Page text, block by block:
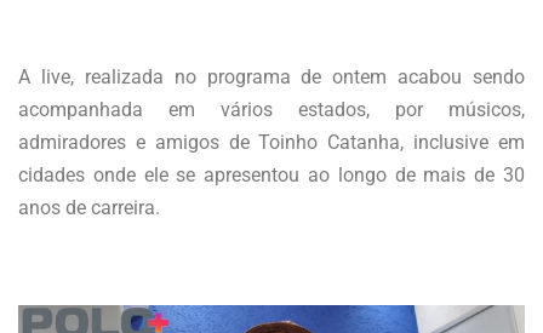
A live, realizada no programa de ontem acabou sendo
acompanhada em vários estados, por músicos,
admiradores e amigos de Toinho Catanha, inclusive em
cidades onde ele se apresentou ao longo de mais de 30
anos de carreira.